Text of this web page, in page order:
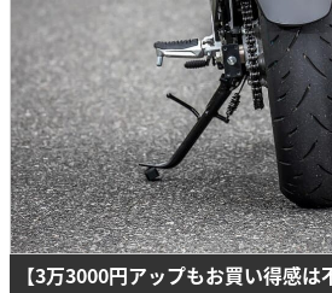
【3万3000円アップもお買い得感は